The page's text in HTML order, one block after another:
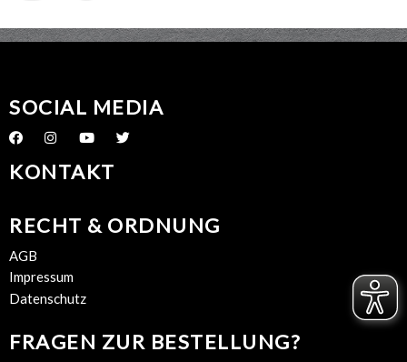
SOCIAL MEDIA
KONTAKT
RECHT & ORDNUNG
AGB
Impressum
Datenschutz
FRAGEN ZUR BESTELLUNG?